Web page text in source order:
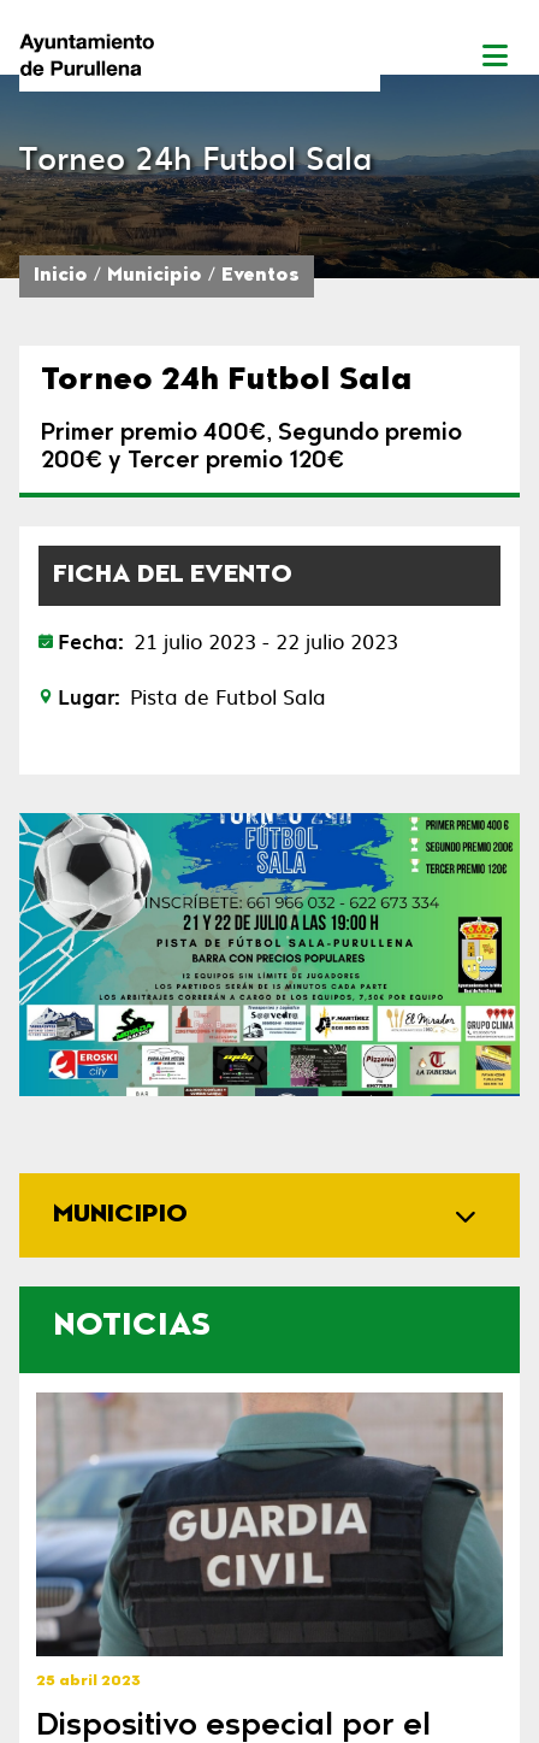
Torneo 24h Futbol Sala
Inicio Municipio Eventos
MUNICIPIO
NOTICIAS
25 abril 2023
Dispositivo especial por el
Torneo 24h Futbol Sala
Primer premio 400€, Segundo premio
200€ y Tercer premio 120€
FICHA DEL EVENTO
Fecha: 21 julio 2023 - 22 julio 2023
Lugar: Pista de Futbol Sala